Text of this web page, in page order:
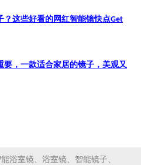
？这些好看的网红智能镜快点Get
要，一款适合家居的镜子，美观又
浴室镜、浴室镜、智能镜子、